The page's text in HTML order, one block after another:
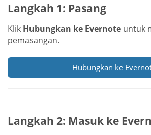
Langkah 1: Pasang
Klik Hubungkan ke Evernote untuk
pemasangan.
Hubungkan ke
Langkah 2: Masuk ke